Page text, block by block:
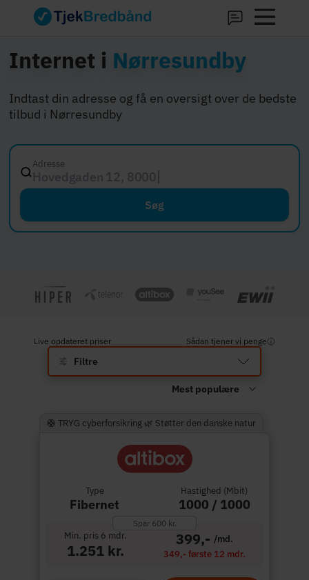
Internet i Nørresundby
Indtast din adresse og få en oversigt over de bedste
tilbud i Nørresundby
Adresse
Hovedgaden 12, 8000 Aarhus C
Søg
Live opdateret priser Sådan tjener vi penge
Filtre
🛟 TRYG cyberforsikring 🌿 Støtter den danske natur
Type
Fibernet
Hastighed (Mbit)
1000 / 1000
Spar 600 kr.
Min. pris 6 mdr.
1.251 kr.
399,- /md.
349,- første 12 mdr.